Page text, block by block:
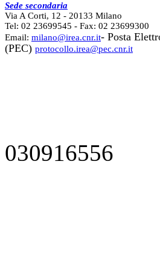
Sede secondaria
Via A Corti, 12 - 20133 Milano
Tel: 02 23699545 - Fax: 02 23699300
Email: milano@irea.cnr.it- Posta
(PEC) protocollo.irea@pec.cnr.it
030916556